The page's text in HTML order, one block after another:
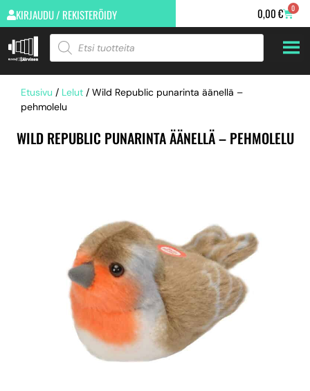
KIRJAUDU / REKISTERÖIDY 0,00€ 0
Etusivu / Lelut / Wild Republic punarinta äänellä –
pehmolelu
WILD REPUBLIC PUNARINTA ÄÄNELLÄ – PEHMOLELU